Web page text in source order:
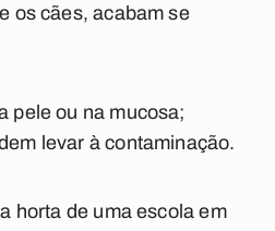
os cães, acabam se
pele ou na mucosa;
levar à contaminação.
horta de uma escola em